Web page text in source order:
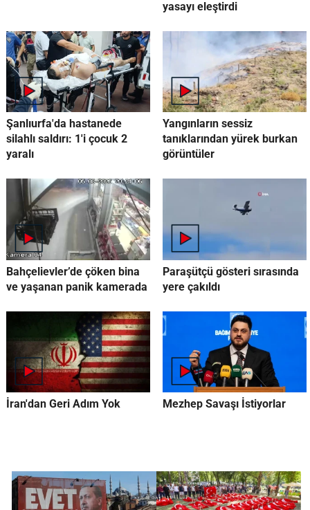
yasayı eleştirdi
Şanlıurfa'da hastanede
silahlı saldırı: 1'i çocuk 2
yaralı
Yangınların sessiz
tanıklarından yürek burkan
görüntüler
Bahçelievler’de çöken bina
ve yaşanan panik kamerada
Paraşütçü gösteri sırasında
yere çakıldı
İran'dan Geri Adım Yok Mezhep Savaşı İstiyorlar